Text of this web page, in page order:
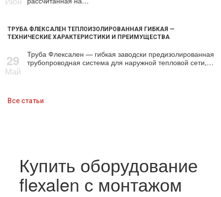
ТРУБА ФЛЕКСАЛЕН ТЕПЛОИЗОЛИРОВАННАЯ ГИБКАЯ —
ТЕХНИЧЕСКИЕ ХАРАКТЕРИСТИКИ И ПРЕИМУЩЕСТВА
29
Май
Труба Флексален — гибкая заводски предизолированная
трубопроводная система для наружной тепловой сети,…
Все статьи
Купить оборудование
flexalen с монтажом